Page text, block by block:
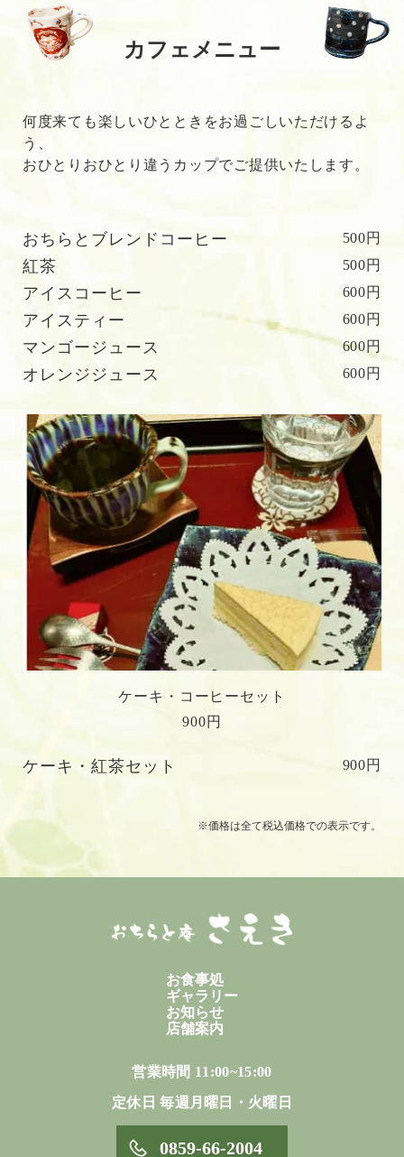
カフェメニュー
何度来ても楽しいひとときをお過ごしいただけるよ
う、
おひとりおひとり違うカップでご提供いたします。
おちらとブレンドコーヒー 500円
紅茶 500円
アイスコーヒー 600円
アイスティー 600円
マンゴージュース 600円
オレンジジュース 600円
ケーキ・コーヒーセット
900円
ケーキ・紅茶セット 900円
※価格は全て税込価格での表示です。
お食事処
ギャラリー
お知らせ
店舗案内
営業時間 11:00~15:00
定休日 毎週月曜日・火曜日
0859-66-2004